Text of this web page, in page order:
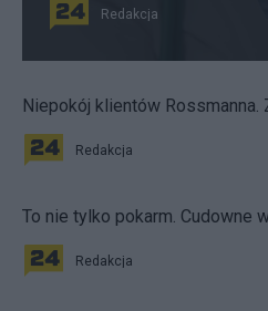
Redakcja
Niepokój klientów
Redakcja
To nie tylko pokarm. Cudowne
Redakcja